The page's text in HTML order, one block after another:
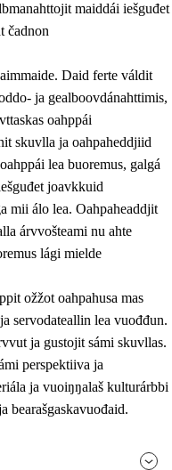
diđolašvuohta
maiddái iešguđet
čadnon
Daid ferte váldit
ja gealboovdánahttimis,
oahppái
skuvlla ja oahpaheddjiid
lea buoremus, galgá
joavkkuid
mii álo lea. Oahpaheaddjit
árvvošteami nu ahte
lági mielde
ožžot oahpahusa mas
servodateallin lea vuođđun.
ja gustojit sámi skuvllas.
perspektiiva ja
ja vuoiŋŋalaš kulturárbbi
bearašgaskavuođaid.